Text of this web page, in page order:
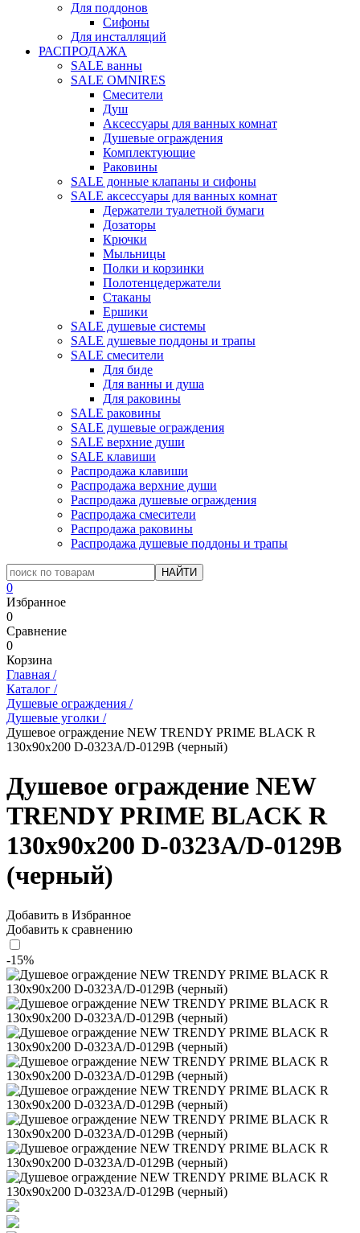
Для поддонов
Сифоны
Для инсталляций
РАСПРОДАЖА
SALE ванны
SALE OMNIRES
Смесители
Душ
Аксессуары для ванных комнат
Душевые ограждения
Комплектующие
Раковины
SALE донные клапаны и сифоны
SALE аксессуары для ванных комнат
Держатели туалетной бумаги
Дозаторы
Крючки
Мыльницы
Полки и корзинки
Полотенцедержатели
Стаканы
Ершики
SALE душевые системы
SALE душевые поддоны и трапы
SALE смесители
Для биде
Для ванны и душа
Для раковины
SALE раковины
SALE душевые ограждения
SALE верхние души
SALE клавиши
Распродажа клавиши
Распродажа верхние души
Распродажа душевые ограждения
Распродажа смесители
Распродажа раковины
Распродажа душевые поддоны и трапы
0
Избранное
0
Сравнение
0
Корзина
Главная /
Каталог /
Душевые ограждения /
Душевые уголки /
Душевое ограждение NEW TRENDY PRIME BLACK R
130x90x200 D-0323A/D-0129B (черный)
Душевое ограждение NEW
TRENDY PRIME BLACK R
130x90x200 D-0323A/D-0129B
(черный)
Добавить в Избранное
Добавить к сравнению
-15%